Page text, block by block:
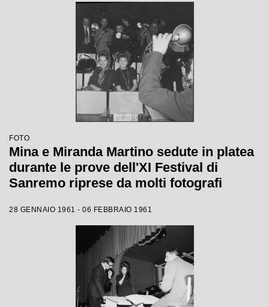
FOTO
Mina e Miranda Martino sedute in platea
durante le prove dell'XI Festival di
Sanremo riprese da molti fotografi
28 GENNAIO 1961 - 06 FEBBRAIO 1961